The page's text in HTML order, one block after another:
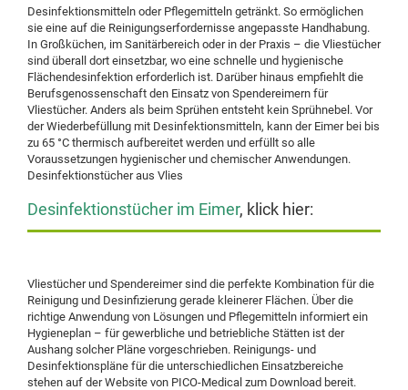
Desinfektionsmitteln oder Pflegemitteln getränkt. So ermöglichen
sie eine auf die Reinigungserfordernisse angepasste Handhabung.
In Großküchen, im Sanitärbereich oder in der Praxis – die Vliestücher
sind überall dort einsetzbar, wo eine schnelle und hygienische
Flächendesinfektion erforderlich ist. Darüber hinaus empfiehlt die
Berufsgenossenschaft den Einsatz von Spendereimern für
Vliestücher. Anders als beim Sprühen entsteht kein Sprühnebel. Vor
der Wiederbefüllung mit Desinfektionsmitteln, kann der Eimer bei bis
zu 65 °C thermisch aufbereitet werden und erfüllt so alle
Voraussetzungen hygienischer und chemischer Anwendungen.
Desinfektionstücher aus Vlies
Desinfektionstücher im Eimer, klick hier:
Vliestücher und Spendereimer sind die perfekte Kombination für die
Reinigung und Desinfizierung gerade kleinerer Flächen. Über die
richtige Anwendung von Lösungen und Pflegemitteln informiert ein
Hygieneplan – für gewerbliche und betriebliche Stätten ist der
Aushang solcher Pläne vorgeschrieben. Reinigungs- und
Desinfektionspläne für die unterschiedlichen Einsatzbereiche
stehen auf der Website von PICO-Medical zum Download bereit.